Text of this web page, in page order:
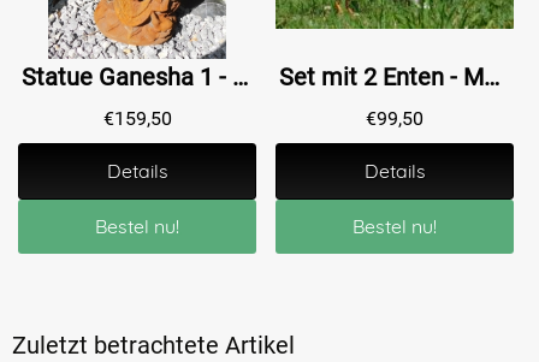
Statue Ganesha 1 - Stein in Oxid - 68 cm
€159,50
Details
Bestel nu!
Set mit 2 Enten - Metall - Bunte Dekoration
€99,50
Details
Bestel nu!
Zuletzt betrachtete Artikel